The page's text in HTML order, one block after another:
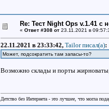
Re: Тест Night Ops v.1.41 с
« Ответ #308 от23.11.2021 в
22.11.2021 в 23:33:42, Tailor писал(a):
Может, подсократить там запасы-то?
Возможно склады и порты
Детство без Интернета - это лучшее, что могла